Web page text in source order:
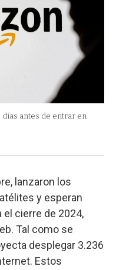
días antes de entrar en
lanzaron los
y esperan
el cierre de 2024,
Tal como se
desplegar 3.236
Estos